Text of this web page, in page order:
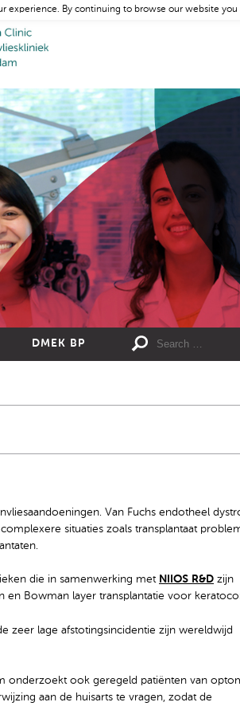
DMEK BP
Van Fuchs endotheel
situaties zoals transplantaat
die in samenwerking met NIIOS R&D zijn
en Bowman layer transplantatie voor
zeer lage afstotingsincidentie zijn wereldwijd
onderzoekt ook geregeld patiënten van
aan de huisarts te vragen, zodat de
experience. By continuing to browse our website